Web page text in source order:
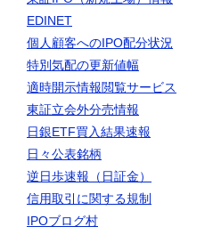
EDINET
個人顧客へのIPO配分状況
特別気配の更新値幅
適時開示情報閲覧サービス
東証立会外分売情報
日銀ETF買入結果速報
日々公表銘柄
逆日歩速報（日証金）
信用取引に関する規制
IPOブログ村